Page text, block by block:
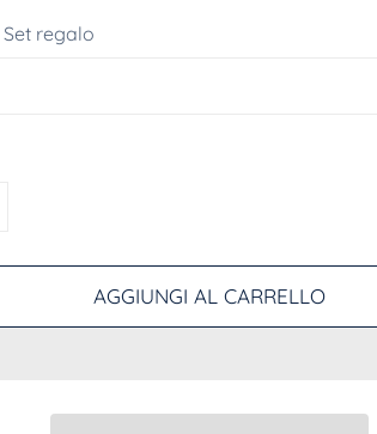
Set regalo
AGGIUNGI AL CARRELLO